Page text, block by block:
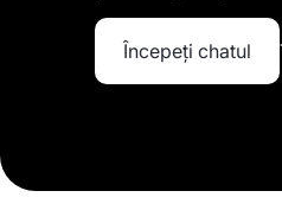
Începeți chatul